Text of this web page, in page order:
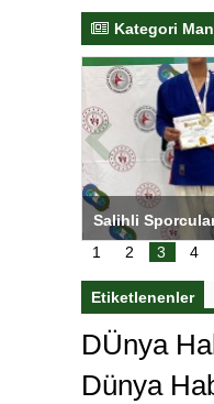
Kategori
Salihli
1 2 3 4
Etiketlenenler
DÜnya
Dünya